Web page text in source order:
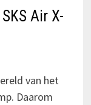
Air X-
van het
Daarom